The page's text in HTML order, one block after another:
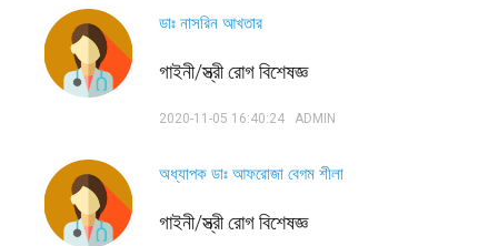
ডাঃ নাসরিন আখতার
গাইনী/স্ত্রী রোগ বিশেষজ্ঞ
2020-11-05 16:40:24 ADMIN
অধ্যাপক ডাঃ আফরোজা বেগম শীলা
গাইনী/স্ত্রী রোগ বিশেষজ্ঞ